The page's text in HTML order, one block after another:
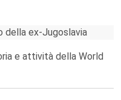
della ex-Jugoslavia
e attività della World